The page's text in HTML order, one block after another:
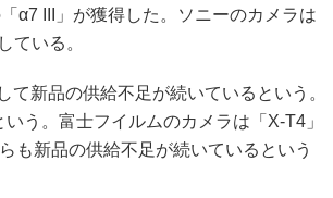
α7 III」が獲得した。ソニーのカメラは
ている。
新品の供給不足が続いているという。
う。富士フイルムのカメラは「X-T4」
も新品の供給不足が続いているという